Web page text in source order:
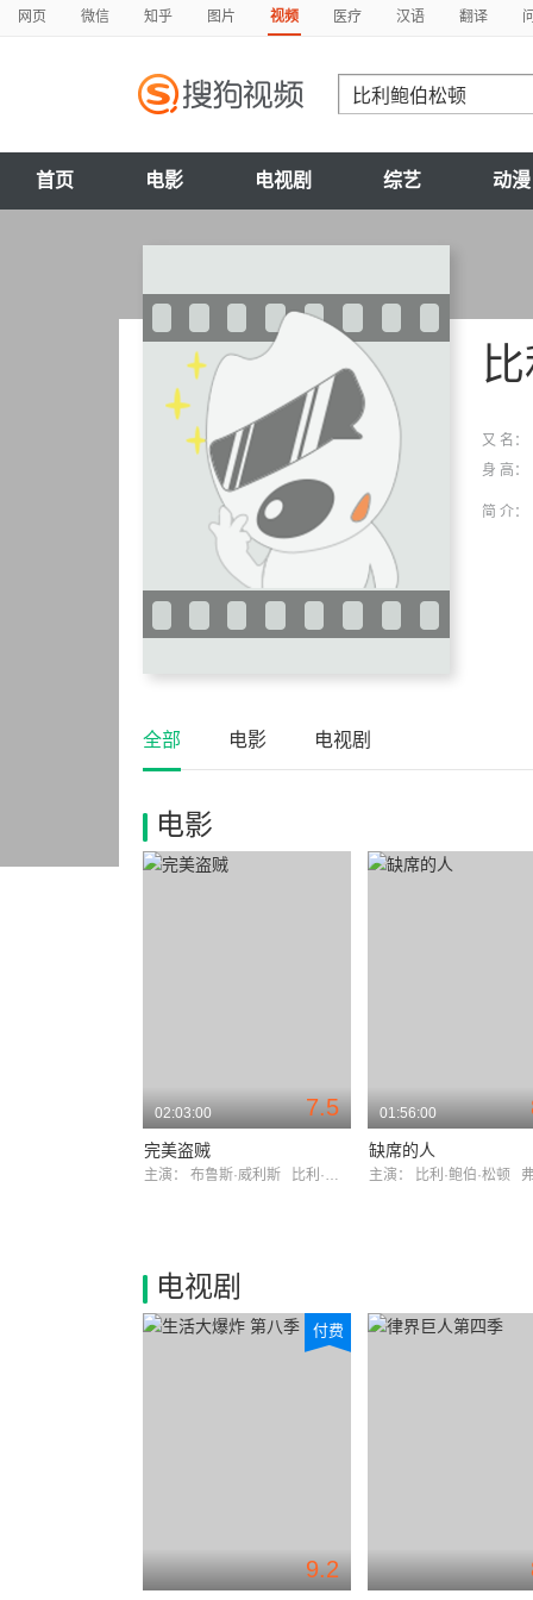
网页 微信 知乎 图片 视频 医疗 汉语 翻译
首页 电影 电视剧 综艺 动漫
又 名：
身 高：
简 介：
全部 电影 电视剧
电影
7.5
02:03:00
完美盗贼
主演： 布鲁斯·威利斯 比利·鲍伯·松顿
01:56:00
缺席的人
主演： 比利·鲍伯·松顿 弗兰
电视剧
9.2
付费